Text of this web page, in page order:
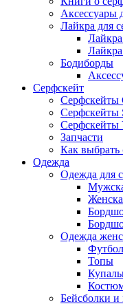
Аксессуары
Лайкра для
Бодиборды
Серфскейт
Серфскейты
Серфскейты
Серфскейты
Запчасти
Как выбрать
Одежда
Одежда для
Одежда
Топы
Бейсболки